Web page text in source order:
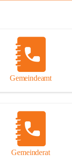
Gemeindeamt
Gemeinderat